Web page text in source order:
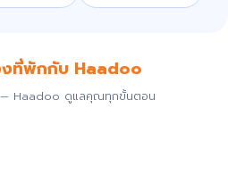
ที่พักกับ Haadoo
— Haadoo ดูแลคุณทุกขั้นตอน